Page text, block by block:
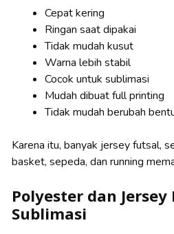
Cepat kering
Ringan saat dipakai
Tidak mudah kusut
Warna lebih stabil
Cocok untuk sublimasi
Mudah dibuat full printing
Tidak mudah berubah
Karena itu, banyak jersey futsal,
basket, sepeda, dan running
Polyester dan
Sublimasi